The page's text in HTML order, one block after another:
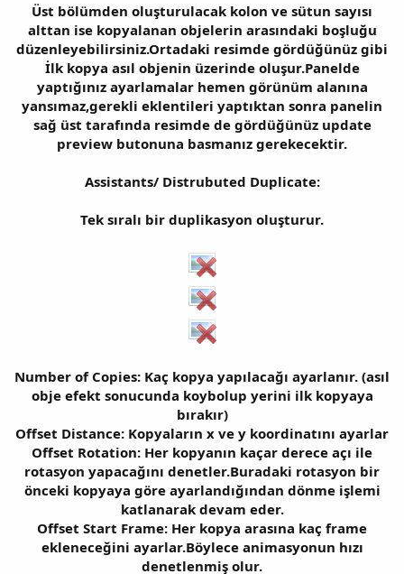
Üst bölümden oluşturulacak kolon ve sütun sayısı
alttan ise kopyalanan objelerin arasındaki boşluğu
düzenleyebilirsiniz.Ortadaki resimde gördüğünüz gibi
İlk kopya asıl objenin üzerinde oluşur.Panelde
yaptığınız ayarlamalar hemen görünüm alanına
yansımaz,gerekli eklentileri yaptıktan sonra panelin
sağ üst tarafında resimde de gördüğünüz update
preview butonuna basmanız gerekecektir.
Assistants/ Distrubuted Duplicate:
Tek sıralı bir duplikasyon oluşturur.
Number of Copies: Kaç kopya yapılacağı ayarlanır. (asıl
obje efekt sonucunda koybolup yerini ilk kopyaya
bırakır)
Offset Distance: Kopyaların x ve y koordinatını ayarlar
Offset Rotation: Her kopyanın kaçar derece açı ile
rotasyon yapacağını denetler.Buradaki rotasyon bir
önceki kopyaya göre ayarlandığından dönme işlemi
katlanarak devam eder.
Offset Start Frame: Her kopya arasına kaç frame
ekleneceğini ayarlar.Böylece animasyonun hızı
denetlenmiş olur.